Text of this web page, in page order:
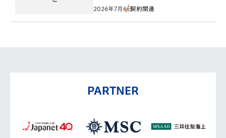
2026年7月6日契約関連
PARTNER